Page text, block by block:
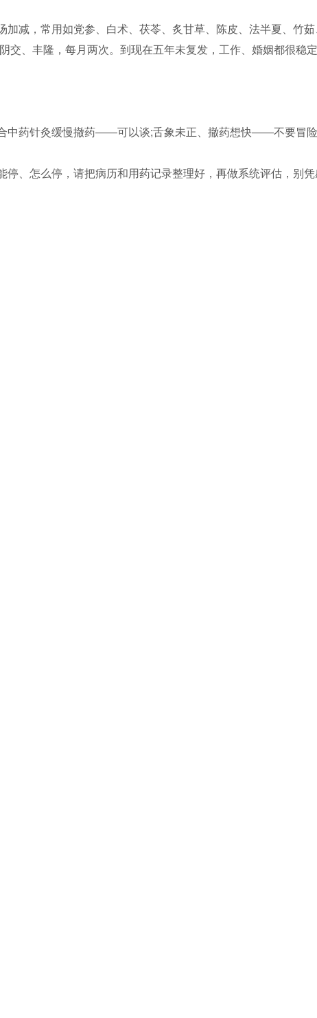
加减，常用如党参、白术、茯苓、炙甘草、陈皮、法半夏、竹
交、丰隆，每月两次。到现在五年未复发，工作、婚姻都很稳
中药针灸缓慢撤药——可以谈;舌象未正、撤药想快——不要冒险
、怎么停，请把病历和用药记录整理好，再做系统评估，别凭